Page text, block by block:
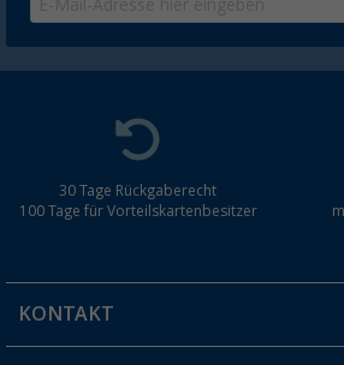
30 Tage Rückgaberecht
100 Tage für Vorteilskartenbesitzer
KONTAKT